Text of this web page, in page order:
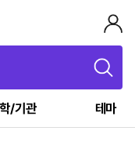
/기관 테마